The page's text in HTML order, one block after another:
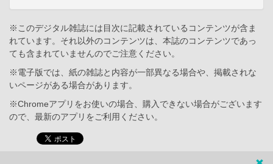
※このデジタル雑誌には目次に記載されているコンテンツが含ま
れています。それ以外のコンテンツは、本誌のコンテンツであっ
ても含まれていませんのでご注意ください。
※電子版では、紙の雑誌と内容が一部異なる場合や、掲載されな
いページがある場合があります。
※Chromeアプリをお使いの場合、購入できない場合がございます
ので、最新のアプリをご利用ください。